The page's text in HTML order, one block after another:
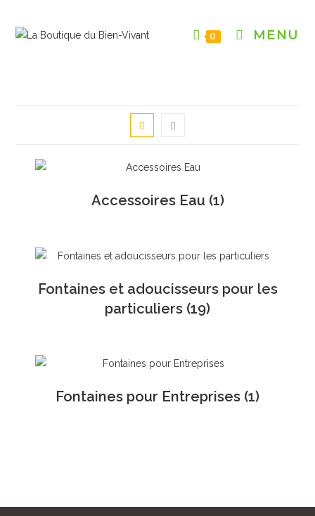
0 MENU
Accessoires Eau (1)
Fontaines et adoucisseurs pour les
particuliers (19)
Fontaines pour Entreprises (1)